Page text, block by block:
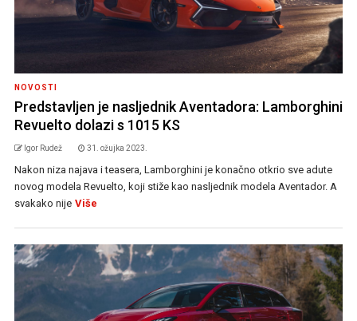
NOVOSTI
Predstavljen je nasljednik Aventadora: Lamborghini
Revuelto dolazi s 1015 KS
Igor Rudež 31. ožujka 2023.
Nakon niza najava i teasera, Lamborghini je konačno otkrio sve adute
novog modela Revuelto, koji stiže kao nasljednik modela Aventador. A
svakako nije Više